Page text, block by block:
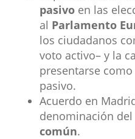
pasivo en las
al Parlamento
los ciudadanos
voto activo– y la
presentarse
pasivo.
Acuerdo en
denominación del
común.